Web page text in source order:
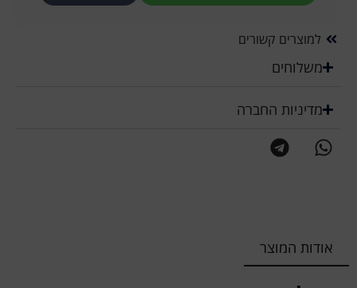
למוצרים קשורים
משלוחים
מדיניות החברה
אודות המוצר